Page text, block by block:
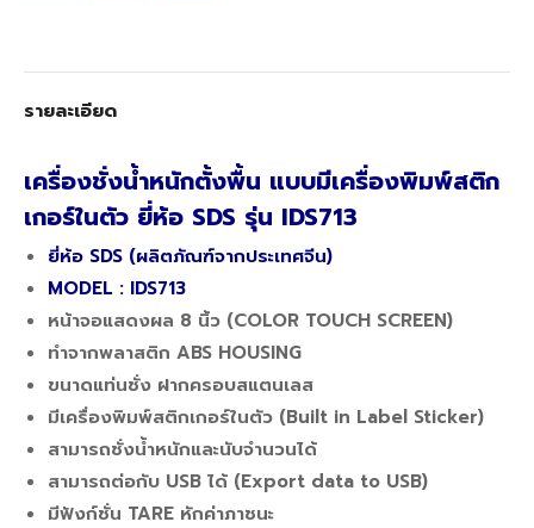
รายละเอียด
เครื่องชั่งน้ำหนักตั้งพื้น แบบมีเครื่องพิมพ์สติก
เกอร์ในตัว ยี่ห้อ SDS รุ่น IDS713
ยี่ห้อ SDS (ผลิตภัณฑ์จากประเทศจีน)
MODEL : IDS713
หน้าจอแสดงผล 8 นิ้ว (COLOR TOUCH SCREEN)
ทำจากพลาสติก ABS HOUSING
ขนาดแท่นชั่ง ฝากครอบสแตนเลส
มีเครื่องพิมพ์สติกเกอร์ในตัว (Built in Label Sticker)
สามารถชั่งน้ำหนักและนับจำนวนได้
สามารถต่อกับ USB ได้ (Export data to USB)
มีฟังก์ชั่น TARE หักค่าภาชนะ